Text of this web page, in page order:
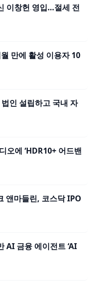
이창헌 영입…절세 전
만에 활성 이용자 10
인 설립하고 국내 자
오에 ‘HDR10+ 어드밴
앤마들린, 코스닥 IPO
AI 금융 에이전트 ‘AI